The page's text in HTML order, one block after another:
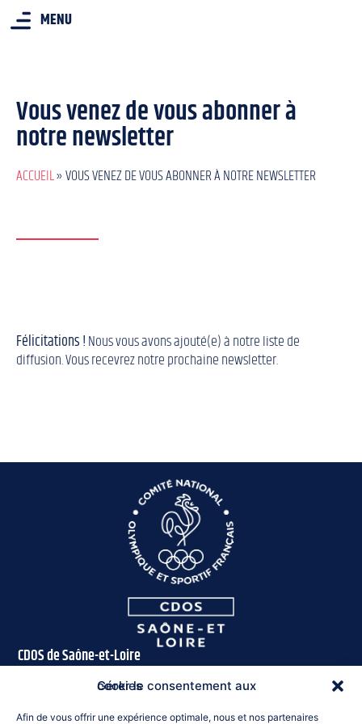
Gérer le consentement aux cookies
Afin de vous offrir une expérience optimale, nous et nos partenaires
MENU
Vous venez de vous abonner à
notre newsletter
ACCUEIL»VOUS VENEZ DE VOUS ABONNER À NOTRE NEWSLETTER
Félicitations !Nous vous avons ajouté(e) à notre liste de
diffusion. Vous recevrez notre prochaine newsletter.
CDOS de Saône-et-Loire